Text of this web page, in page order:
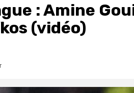
: Amine
(vidéo)